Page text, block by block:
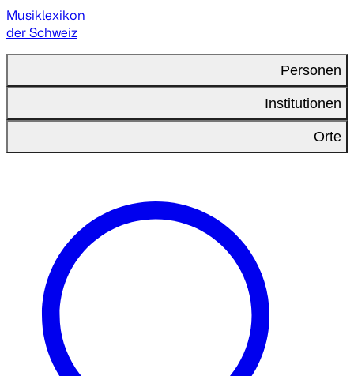
Musiklexikon
der Schweiz
Personen
Institutionen
Orte